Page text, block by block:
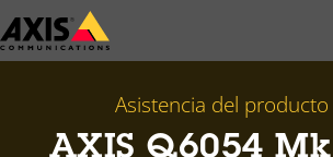
Saltar
al
Asistencia del